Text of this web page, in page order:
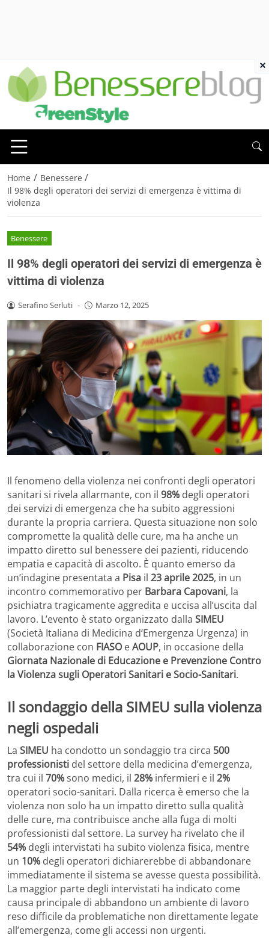
Home / Benessere /
Il 98% degli operatori dei servizi di emergenza è vittima di
violenza
Benessere
Il 98% degli operatori dei servizi di emergenza è
vittima di violenza
Serafino Serluti - Marzo 12, 2025
Il fenomeno della violenza nei confronti degli operatori
sanitari si rivela allarmante, con il 98% degli operatori
dei servizi di emergenza che ha subito aggressioni
durante la propria carriera. Questa situazione non solo
compromette la qualità delle cure, ma ha anche un
impatto diretto sul benessere dei pazienti, riducendo
empatia e capacità di ascolto. È quanto emerso da
un’indagine presentata a Pisa il 23 aprile 2025, in un
incontro commemorativo per Barbara Capovani, la
psichiatra tragicamente aggredita e uccisa all’uscita dal
lavoro. L’evento è stato organizzato dalla SIMEU
(Società Italiana di Medicina d’Emergenza Urgenza) in
collaborazione con FIASO eAOUP, in occasione della
Giornata Nazionale di Educazione e Prevenzione Contro
la Violenza sugli Operatori Sanitari e Socio-Sanitari.
Il sondaggio della SIMEU sulla violenza
negli ospedali
La SIMEU ha condotto un sondaggio tra circa 500
professionisti del settore della medicina d’emergenza,
tra cui il 70%sono medici, il 28% infermieri e il 2%
operatori socio-sanitari. Dalla ricerca è emerso che la
violenza non solo ha un impatto diretto sulla qualità
delle cure, ma contribuisce anche alla fuga di molti
professionisti dal settore. La survey ha rivelato che il
54% degli intervistati ha subito violenza fisica, mentre
un 10% degli operatori dichiarerebbe di abbandonare
immediatamente il sistema se avesse questa possibilità.
La maggior parte degli intervistati ha indicato come
causa principale di abbandono un ambiente di lavoro
reso difficile da problematiche non direttamente legate
all’emergenza, come gli accessi non urgenti.
×